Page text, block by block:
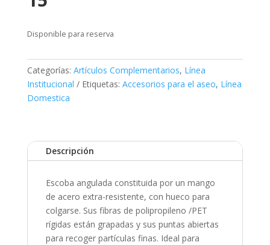
Disponible para reserva
Categorías: Artículos Complementarios, Línea
Institucional
Etiquetas: Accesorios para el aseo, Línea
Domestica
Descripción
Escoba angulada constituida por un mango
de acero extra-resistente, con hueco para
colgarse. Sus fibras de polipropileno /PET
rígidas están grapadas y sus puntas abiertas
para recoger partículas finas. Ideal para